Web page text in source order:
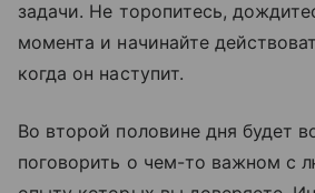
задачи. Не торопитесь,
момента и начинайте
когда он наступит.
Во второй половине дня будет
поговорить о чем-то важном с